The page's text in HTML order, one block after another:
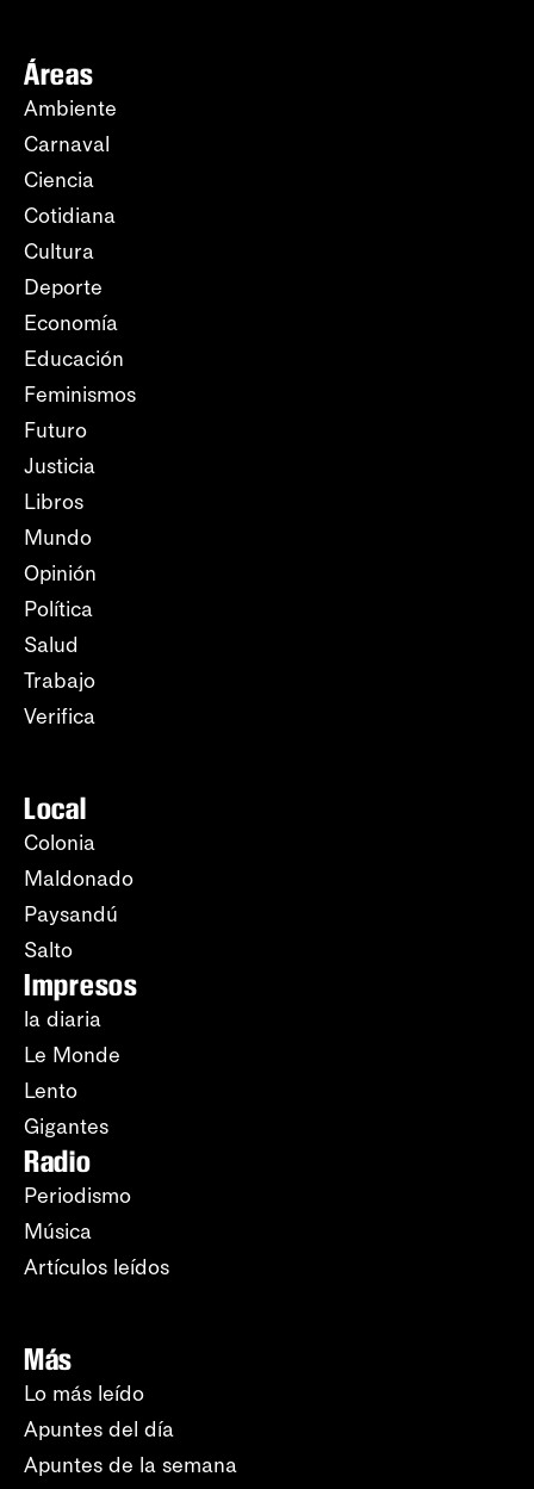
Áreas
Ambiente
Carnaval
Ciencia
Cotidiana
Cultura
Deporte
Economía
Educación
Feminismos
Futuro
Justicia
Libros
Mundo
Opinión
Política
Salud
Trabajo
Verifica
Local
Colonia
Maldonado
Paysandú
Salto
Impresos
la diaria
Le Monde
Lento
Gigantes
Radio
Periodismo
Música
Artículos leídos
Más
Lo más leído
Apuntes del día
Apuntes de la semana